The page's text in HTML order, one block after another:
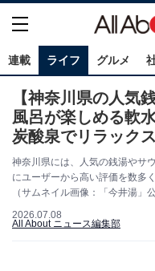
連載 ライフ グルメ
【神奈川県の人気
風呂が楽しめる軟
炭酸泉でリラックス
神奈川県には、人気の銭湯やサ
にユーザーから高い評価を数多
（サムネイル画像：「今井湯」
2026.07.08
All About ニュース編集部